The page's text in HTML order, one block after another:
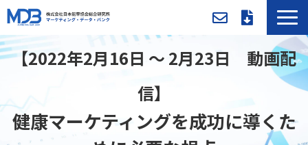
入会方法・料金
セミナー/イベント
【2022年2月16日 ～ 2月23日　動画配
信】
健康マーケティングを成功に導くた